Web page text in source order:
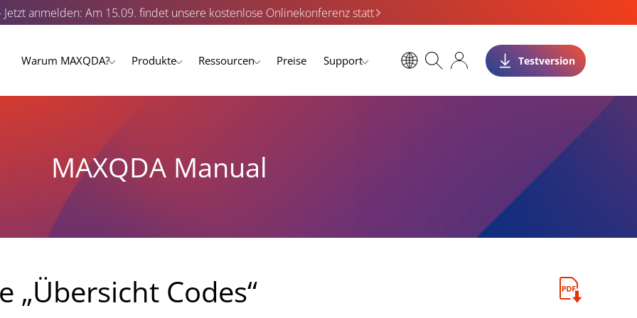
anmelden: Am 15.09. findet unsere kostenlose Onlinekonferenz statt
Warum MAXQDA? Produkte Ressourcen Preise Support Testversion
MAXQDA Manual
„Übersicht Codes“